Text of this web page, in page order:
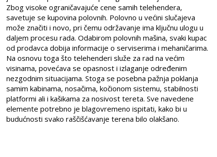
Zbog visoke ograničavajuće cene samih telehendera,
savetuje se kupovina polovnih. Polovno u većini slučajeva
može značiti i novo, pri čemu održavanje ima ključnu ulogu u
daljem procesu rada. Odabirom polovnih mašina, svaki kupac
od prodavca dobija informacije o serviserima i mehaničarima.
Na osnovu toga što telehenderi služe za rad na većim
visinama, povećava se opasnost i izlaganje određenim
nezgodnim situacijama. Stoga se posebna pažnja poklanja
samim kabinama, nosačima, kočionom sistemu, stabilnosti
platformi ali i kašikama za nosivost tereta. Sve navedene
elemente potrebno je blagovremeno ispitati, kako bi u
budućnosti svako raščišćavanje terena bilo olakšano.